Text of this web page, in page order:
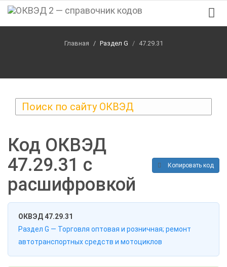
Главная(current)Раздел G 47.29.31
Код ОКВЭД
47.29.31 с
расшифровкой
Копировать код
ОКВЭД 47.29.31
Раздел G — Торговля оптовая и розничная; ремонт
автотранспортных средств и мотоциклов